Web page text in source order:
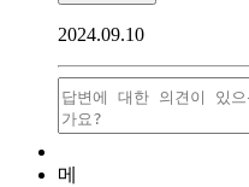
2024.09.10
메